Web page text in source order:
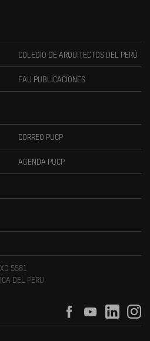
COLEGIO DE ARQUITECTOS DEL PERÚ
FAU PUBLICACIONES
CORREO PUCP
AGENDA PUCP
5581
DEL PERU